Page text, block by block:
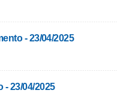
- 23/04/2025
- 23/04/2025